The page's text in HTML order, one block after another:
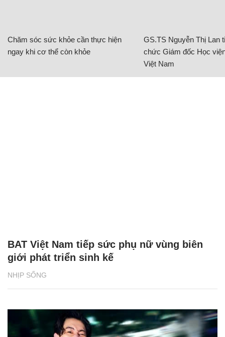
Chăm sóc sức khỏe cần thực hiện
ngay khi cơ thể còn khỏe
GS.TS Nguyễn Thị Lan
chức Giám đốc Học
Việt Nam
NHỊP SỐNG
BAT Việt Nam tiếp sức phụ nữ vùng biên
giới phát triển sinh kế